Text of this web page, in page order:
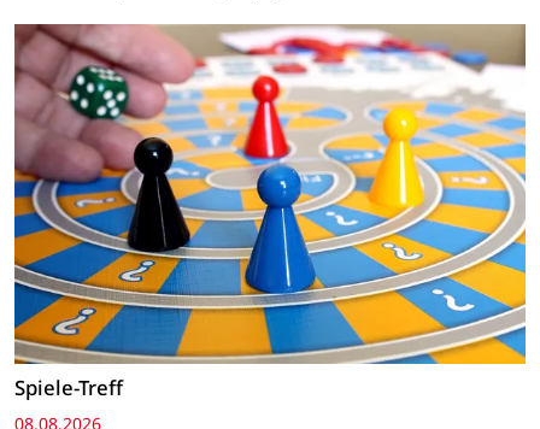
Spiele-Treff
08.08.2026